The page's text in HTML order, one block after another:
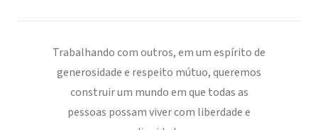
Trabalhando com outros, em um espírito de
generosidade e respeito mútuo, queremos
construir um mundo em que todas as
pessoas possam viver com liberdade e